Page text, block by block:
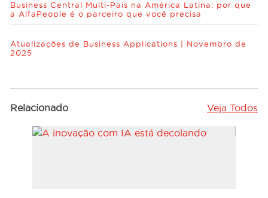
Business Central Multi-País na América Latina: por que
a AlfaPeople é o parceiro que você precisa
Atualizações de Business Applications | Novembro de
2025
Relacionado Veja Todos